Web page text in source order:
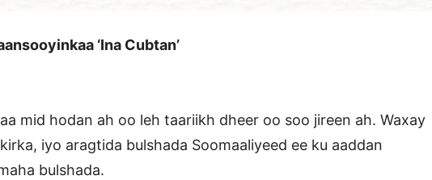
‘Ina Cubtan’
mid hodan ah oo leh taariikh dheer oo soo jireen ah. Waxay
iyo aragtida bulshada Soomaaliyeed ee ku aaddan
bulshada.